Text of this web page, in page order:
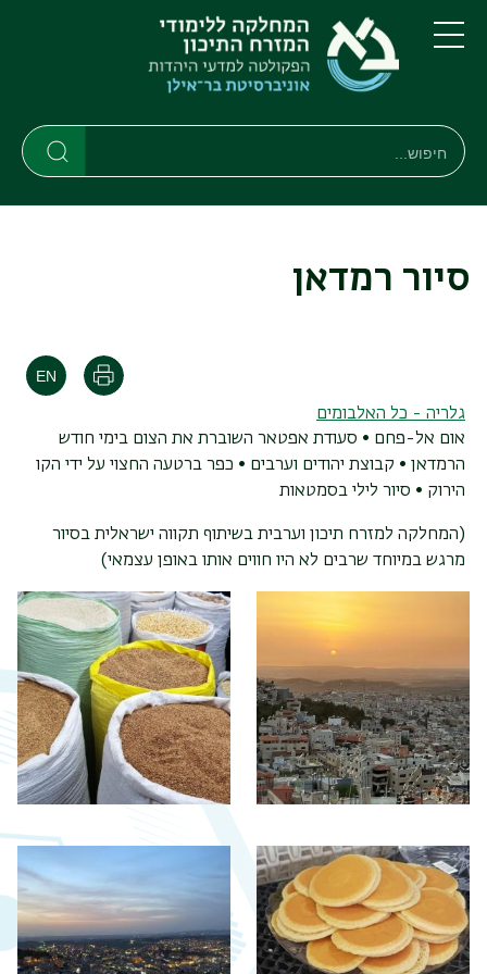
דילוג
לתוכן
העיקרי
דילוג
לתפריט
ניווט
ראשי
תפריט
חיפוש
חיפוש
סיור רמדאן
הדפסה
גלריה - כל האלבומים
אום אל-פחם • סעודת אפטאר השוברת את הצום בימי חודש
הרמדאן • קבוצת יהודים וערבים • כפר ברטעה החצוי על ידי הקו
הירוק • סיור לילי בסמטאות
(המחלקה למזרח תיכון וערבית בשיתוף תקווה ישראלית בסיור
מרגש במיוחד שרבים לא היו חווים אותו באופן עצמאי)